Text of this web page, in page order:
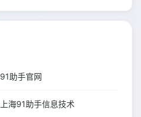
91助手官网
上海91助手信息技术